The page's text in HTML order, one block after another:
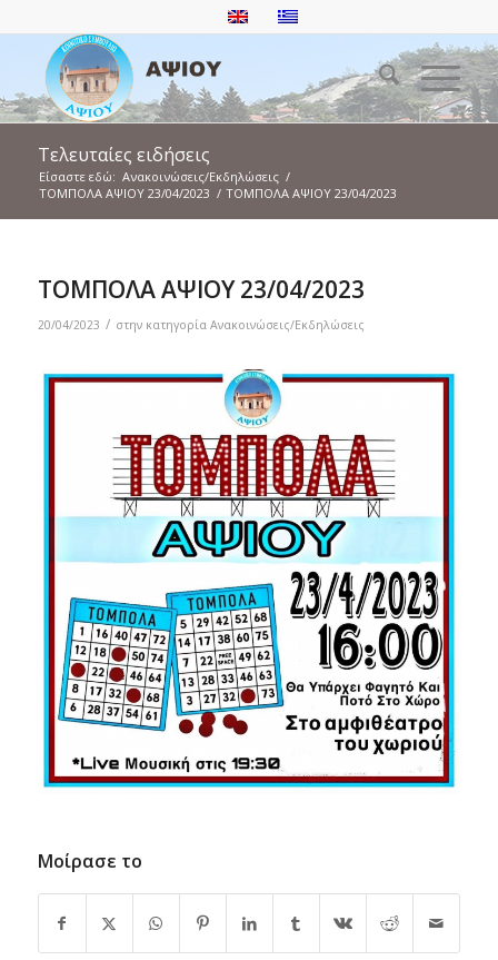
Τελευταίες ειδήσεις
Είσαστε εδώ: Ανακοινώσεις/Εκδηλώσεις /
ΤΟΜΠΟΛΑ ΑΨΙΟΥ 23/04/2023 / ΤΟΜΠΟΛΑ ΑΨΙΟΥ 23/04/2023
ΤΟΜΠΟΛΑ ΑΨΙΟΥ 23/04/2023
20/04/2023 / στην κατηγορία Ανακοινώσεις/Εκδηλώσεις
Μοίρασε το